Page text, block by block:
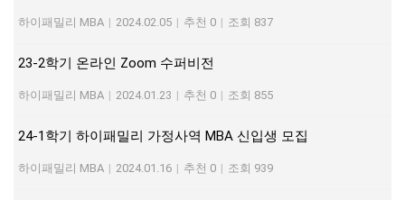
하이패밀리 MBA | 2024.02.05 | 추천 0 | 조회 837
23-2학기 온라인 Zoom 수퍼비전
하이패밀리 MBA | 2024.01.23 | 추천 0 | 조회 855
24-1학기 하이패밀리 가정사역 MBA 신입생 모집
하이패밀리 MBA | 2024.01.16 | 추천 0 | 조회 939